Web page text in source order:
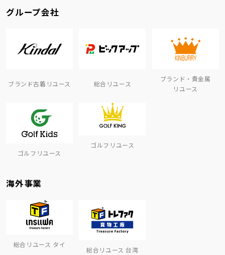
グループ会社
ブランド古着リユース 総合リユース
ブランド・貴金属
リユース
ゴルフリユース
ゴルフリユース
海外事業
総合リユース タイ
総合リユース 台湾